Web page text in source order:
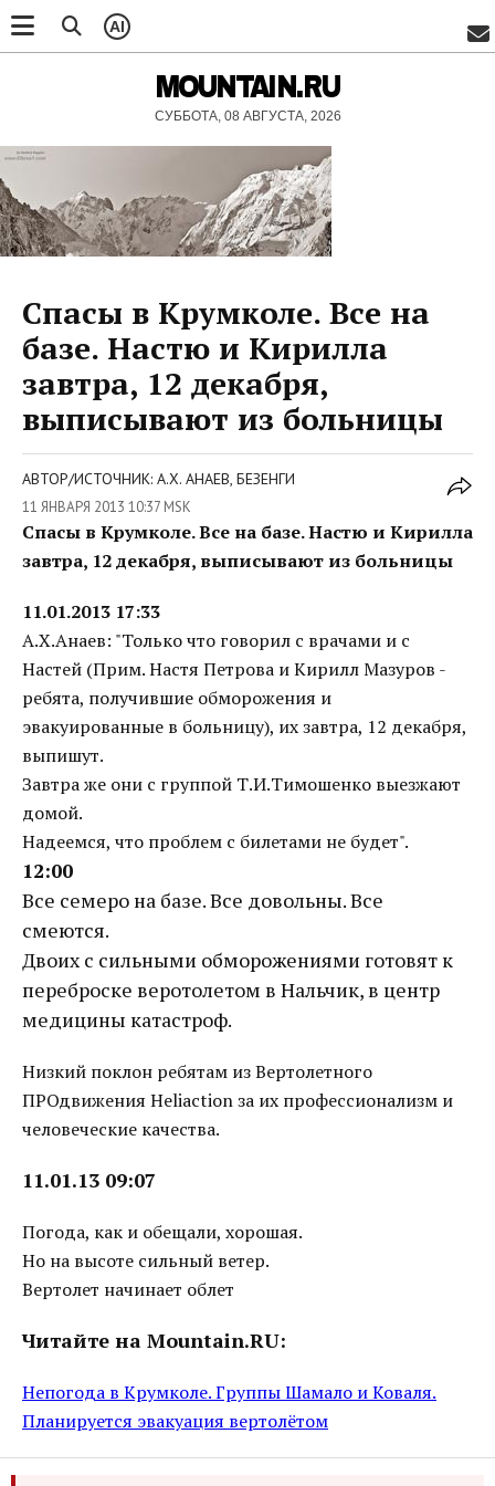
AI
MOUNTAIN.RU
СУББОТА, 08 АВГУСТА, 2026
Спасы в Крумколе. Все на
базе. Настю и Кирилла
завтра, 12 декабря,
выписывают из больницы
АВТОР/ИСТОЧНИК: А.Х. АНАЕВ, БЕЗЕНГИ
11 ЯНВАРЯ 2013 10:37 MSK
Спасы в Крумколе. Все на базе. Настю и Кирилла
завтра, 12 декабря, выписывают из больницы
11.01.2013 17:33
А.Х.Анаев: "Только что говорил с врачами и с
Настей (Прим. Настя Петрова и Кирилл Мазуров -
ребята, получившие обморожения и
эвакуированные в больницу), их завтра, 12 декабря,
выпишут.
Завтра же они с группой Т.И.Тимошенко выезжают
домой.
Надеемся, что проблем с билетами не будет".
12:00
Все семеро на базе. Все довольны. Все
смеются.
Двоих с сильными обморожениями готовят к
переброске веротолетом в Нальчик, в центр
медицины катастроф.
Низкий поклон ребятам из Вертолетного
ПРОдвижения Heliaction за их профессионализм и
человеческие качества.
11.01.13 09:07
Погода, как и обещали, хорошая.
Но на высоте сильный ветер.
Вертолет начинает облет
Читайте на Mountain.RU:
Непогода в Крумколе. Группы Шамало и Коваля.
Планируется эвакуация вертолётом